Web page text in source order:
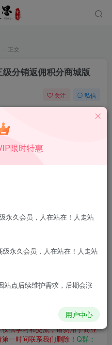
正文
分销返佣积分商城版
关注 私信
返佣积分商城版
由于网络资源具有极快的可复制性，
仅供用于学习和交流，请勿用
处，请第一时间联系我们删
供学习和交流，请勿用于商业
一时间联系我们删除！ Q群：
限时特惠
永久会员，人在站在！人走站
永久会员，人在站在！人走站
站点后续维护需求，后期会涨
用户中心